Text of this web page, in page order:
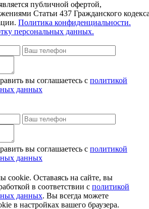
публичной офертой,
Статьи 437 Гражданского
Политика конфиденциальности.
персональных данных.
вы соглашаетесь с политикой
данных
вы соглашаетесь с политикой
данных
сookie. Оставаясь на сайте, вы
в соответствии с политикой
данных. Вы всегда можете
в настройках вашего браузера.